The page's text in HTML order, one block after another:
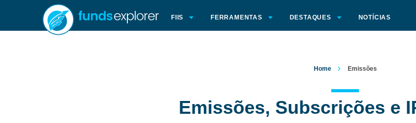
FIIS FERRAMENTAS DESTAQUES NOTÍCIAS
Home Emissões
Emissões, Subscrições e